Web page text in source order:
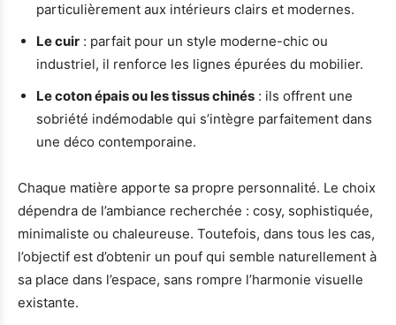
particulièrement aux intérieurs clairs et modernes.
Le cuir : parfait pour un style moderne-chic ou
industriel, il renforce les lignes épurées du mobilier.
Le coton épais ou les tissus chinés : ils offrent une
sobriété indémodable qui s’intègre parfaitement dans
une déco contemporaine.
Chaque matière apporte sa propre personnalité. Le choix
dépendra de l’ambiance recherchée : cosy, sophistiquée,
minimaliste ou chaleureuse. Toutefois, dans tous les cas,
l’objectif est d’obtenir un pouf qui semble naturellement à
sa place dans l’espace, sans rompre l’harmonie visuelle
existante.